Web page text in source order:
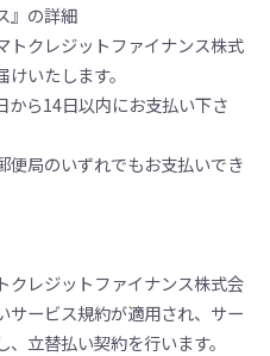
』の詳細
トクレジットファイナンス株式
いたします。
から14日以内にお支払い下さ
便局のいずれでもお支払いでき
クレジットファイナンス株式会
サービス規約が適用され、サー
立替払い契約を行います。